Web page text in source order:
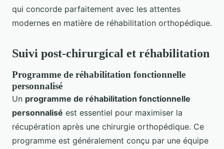
qui concorde parfaitement avec les attentes
modernes en matière de réhabilitation orthopédique.
Suivi post-chirurgical et réhabilitation
Programme de réhabilitation fonctionnelle
personnalisé
Un programme de réhabilitation fonctionnelle
personnalisé est essentiel pour maximiser la
récupération après une chirurgie orthopédique. Ce
programme est généralement conçu par une équipe